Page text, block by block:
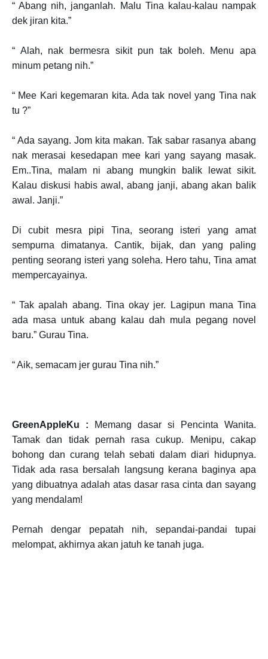
“ Abang nih, janganlah. Malu Tina kalau-kalau nampak
dek jiran kita.”
“ Alah, nak bermesra sikit pun tak boleh. Menu apa
minum petang nih.”
“ Mee Kari kegemaran kita. Ada tak novel yang Tina nak
tu ?”
“ Ada sayang. Jom kita makan. Tak sabar rasanya abang
nak merasai kesedapan mee kari yang sayang masak.
Em..Tina, malam ni abang mungkin balik lewat sikit.
Kalau diskusi habis awal, abang janji, abang akan balik
awal. Janji.”
Di cubit mesra pipi Tina, seorang isteri yang amat
sempurna dimatanya. Cantik, bijak, dan yang paling
penting seorang isteri yang soleha. Hero tahu, Tina amat
mempercayainya.
“ Tak apalah abang. Tina okay jer. Lagipun mana Tina
ada masa untuk abang kalau dah mula pegang novel
baru.” Gurau Tina.
“ Aik, semacam jer gurau Tina nih.”
GreenAppleKu :
Memang dasar si Pencinta Wanita.
Tamak dan tidak pernah rasa cukup. Menipu, cakap
bohong dan curang telah sebati dalam diari hidupnya.
Tidak ada rasa bersalah langsung kerana baginya apa
yang dibuatnya adalah atas dasar rasa cinta dan sayang
yang mendalam!
Pernah dengar pepatah nih, sepandai-pandai tupai
melompat, akhirnya akan jatuh ke tanah juga.